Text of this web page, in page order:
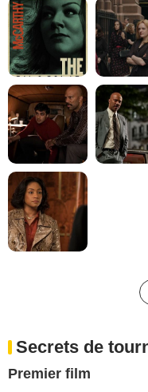
Secrets de
Premier film